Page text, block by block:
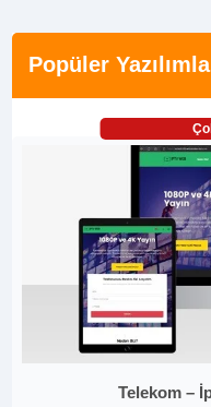
Popüler
Telekom –